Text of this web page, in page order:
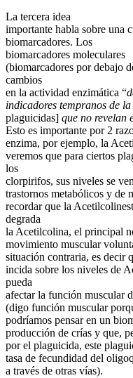
La tercera idea
importante habla sobre una
biomarcadores. Los
biomarcadores moleculares
(biomarcadores por debajo
cambios
en la actividad enzimática “
indicadores tempranos de
plaguicidas] que no revelan
Esto es importante por 2
enzima, por ejemplo, la
veremos que para ciertos
los
clorpirifos, sus niveles se
trastornos metabólicos y de
recordar que la
degrada
la Acetilcolina, el principal
movimiento muscular
situación contraria, es decir
incida sobre los niveles de
pueda
afectar la función muscular
(digo función muscular
podríamos pensar en un
producción de crías y que,
por el plaguicida, este
tasa de fecundidad del
a través de otras vías).